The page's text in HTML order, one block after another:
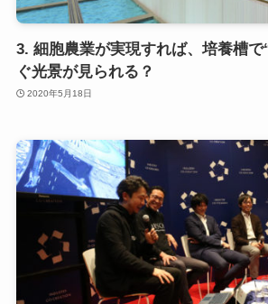
3. 細胞農業が実現すれば、培養槽
ぐ光景が見られる？
2020年5月18日